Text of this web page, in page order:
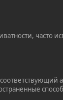
часто